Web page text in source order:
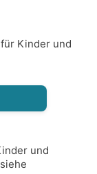
Kinder und
und